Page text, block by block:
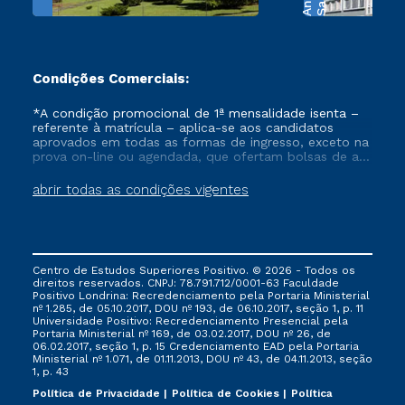
Condições Comerciais:
abrir todas as condições vigentes
*A condição promocional de 1ª mensalidade isenta –
referente à matrícula – aplica-se aos candidatos
aprovados em todas as formas de ingresso, exceto na
prova on-line ou agendada, que ofertam bolsas de até
vigente, que ainda não tenham efetivado e/ou não
tenham cancelado ou trancado sua matrícula em uma
via FIES, Prouni e outros programas governamentais, e
não se acumula com nenhuma outra campanha
ofertada pela Instituição.
Centro de Estudos Superiores Positivo. © 2026 - Todos os
direitos reservados. CNPJ: 78.791.712/0001-63 Faculdade
Positivo Londrina: Recredenciamento pela Portaria Ministerial
nº 1.285, de 05.10.2017, DOU nº 193, de 06.10.2017, seção 1, p. 11
Universidade Positivo: Recredenciamento Presencial ​pela
Portaria Ministerial nº 169, de 03.02.2017, DOU nº 26, de
06.02.2017, seção 1, p. 15 Credenciamento EAD pela Portaria
Ministerial nº 1.071, de 01.11.2013, DOU nº 43, de 04.11.2013, seção
1, p. 43
Política de Privacidade
Política de Cookies Política